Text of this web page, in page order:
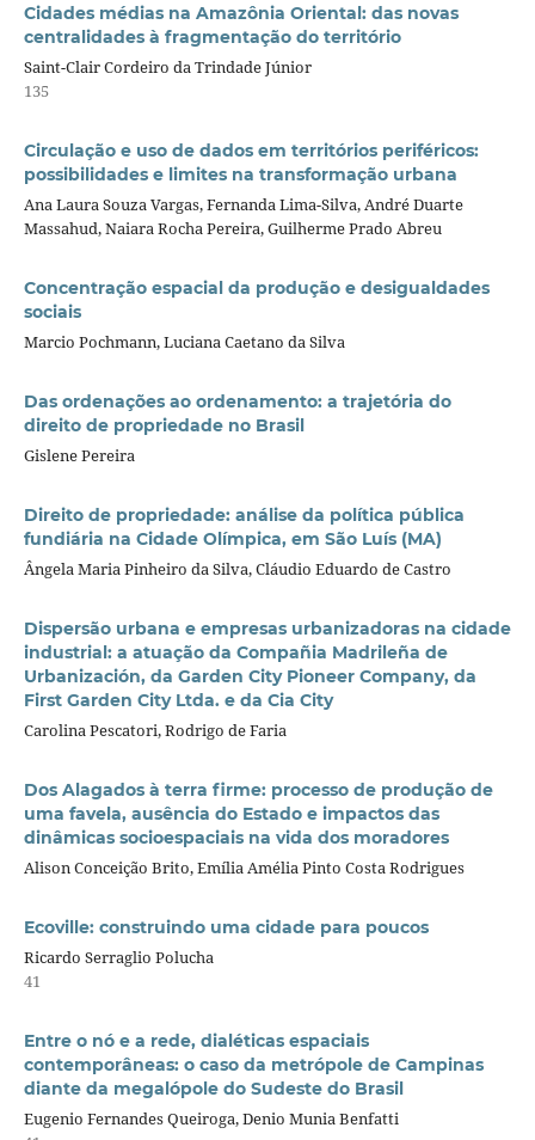
Cidades médias na Amazônia Oriental: das novas
centralidades à fragmentação do território
Saint-Clair Cordeiro da Trindade Júnior
135
Circulação e uso de dados em territórios periféricos:
possibilidades e limites na transformação urbana
Ana Laura Souza Vargas, Fernanda Lima-Silva, André Duarte
Massahud, Naiara Rocha Pereira, Guilherme Prado Abreu
Concentração espacial da produção e desigualdades
sociais
Marcio Pochmann, Luciana Caetano da Silva
Das ordenações ao ordenamento: a trajetória do
direito de propriedade no Brasil
Gislene Pereira
Direito de propriedade: análise da política pública
fundiária na Cidade Olímpica, em São Luís (MA)
Ângela Maria Pinheiro da Silva, Cláudio Eduardo de Castro
Dispersão urbana e empresas urbanizadoras na cidade
industrial: a atuação da Compañia Madrileña de
Urbanización, da Garden City Pioneer Company, da
First Garden City Ltda. e da Cia City
Carolina Pescatori, Rodrigo de Faria
Dos Alagados à terra firme: processo de produção de
uma favela, ausência do Estado e impactos das
dinâmicas socioespaciais na vida dos moradores
Alison Conceição Brito, Emília Amélia Pinto Costa Rodrigues
Ecoville: construindo uma cidade para poucos
Ricardo Serraglio Polucha
41
Entre o nó e a rede, dialéticas espaciais
contemporâneas: o caso da metrópole de Campinas
diante da megalópole do Sudeste do Brasil
Eugenio Fernandes Queiroga, Denio Munia Benfatti